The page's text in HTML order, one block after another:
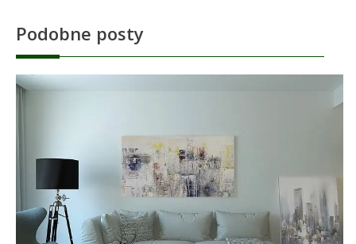
Podobne posty